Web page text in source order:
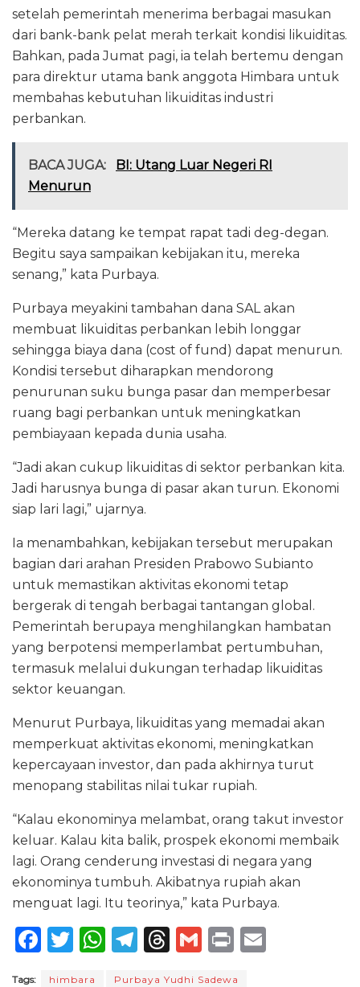
setelah pemerintah menerima berbagai masukan
dari bank-bank pelat merah terkait kondisi likuiditas.
Bahkan, pada Jumat pagi, ia telah bertemu dengan
para direktur utama bank anggota Himbara untuk
membahas kebutuhan likuiditas industri
perbankan.
BACA JUGA:
BI: Utang Luar Negeri RI
Menurun
“Mereka datang ke tempat rapat tadi deg-degan.
Begitu saya sampaikan kebijakan itu, mereka
senang,” kata Purbaya.
Purbaya meyakini tambahan dana SAL akan
membuat likuiditas perbankan lebih longgar
sehingga biaya dana (cost of fund) dapat menurun.
Kondisi tersebut diharapkan mendorong
penurunan suku bunga pasar dan memperbesar
ruang bagi perbankan untuk meningkatkan
pembiayaan kepada dunia usaha.
“Jadi akan cukup likuiditas di sektor perbankan kita.
Jadi harusnya bunga di pasar akan turun. Ekonomi
siap lari lagi,” ujarnya.
Ia menambahkan, kebijakan tersebut merupakan
bagian dari arahan Presiden Prabowo Subianto
untuk memastikan aktivitas ekonomi tetap
bergerak di tengah berbagai tantangan global.
Pemerintah berupaya menghilangkan hambatan
yang berpotensi memperlambat pertumbuhan,
termasuk melalui dukungan terhadap likuiditas
sektor keuangan.
Menurut Purbaya, likuiditas yang memadai akan
memperkuat aktivitas ekonomi, meningkatkan
kepercayaan investor, dan pada akhirnya turut
menopang stabilitas nilai tukar rupiah.
“Kalau ekonominya melambat, orang takut investor
keluar. Kalau kita balik, prospek ekonomi membaik
lagi. Orang cenderung investasi di negara yang
ekonominya tumbuh. Akibatnya rupiah akan
menguat lagi. Itu teorinya,” kata Purbaya.
F
T
W T
T
G P
Tags: himbara Purbaya Yudhi Sadewa